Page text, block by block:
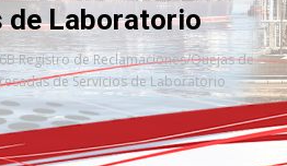
de Laboratorio
Registro de Reclamaciones/Quejas de
de Servicios de Laboratorio